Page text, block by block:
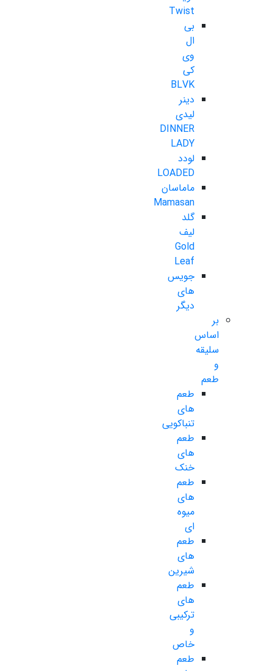
Twist
بی
ال
وی
کی
BLVK
دینر
لیدی
DINNER
LADY
لودد
LOADED
ماماسان
Mamasan
گلد
لیف
Gold
Leaf
جویس
های
دیگر
بر
اساس
سلیقه
و
طعم
طعم
های
تنباکویی
طعم
های
خنک
طعم
های
میوه
ای
طعم
های
شیرین
طعم
های
ترکیبی
و
خاص
طعم